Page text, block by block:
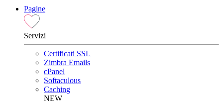
Pagine
Servizi
Certificati SSL
Zimbra Emails
cPanel
Softaculous
Caching
NEW